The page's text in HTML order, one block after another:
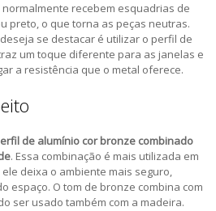
normalmente recebem esquadrias de
preto, o que torna as peças neutras.
se destacar é utilizar o perfil de
um toque diferente para as janelas e
a resistência que o metal oferece.
de alumínio cor bronze combinado
. Essa combinação é mais utilizada em
deixa o ambiente mais seguro,
espaço. O tom de bronze combina com
ser usado também com a madeira.